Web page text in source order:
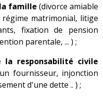
famille (divorce amiable
matrimonial, litige
fixation de pension
parentale, ... ) ;
responsabilité civile
fournisseur, injonction
d'une dette .. ) ;